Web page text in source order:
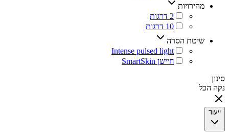
מהירויות
שיטת הסרה
‏חיישן SmartSkin
סינון
נקה הכל
ייעוד